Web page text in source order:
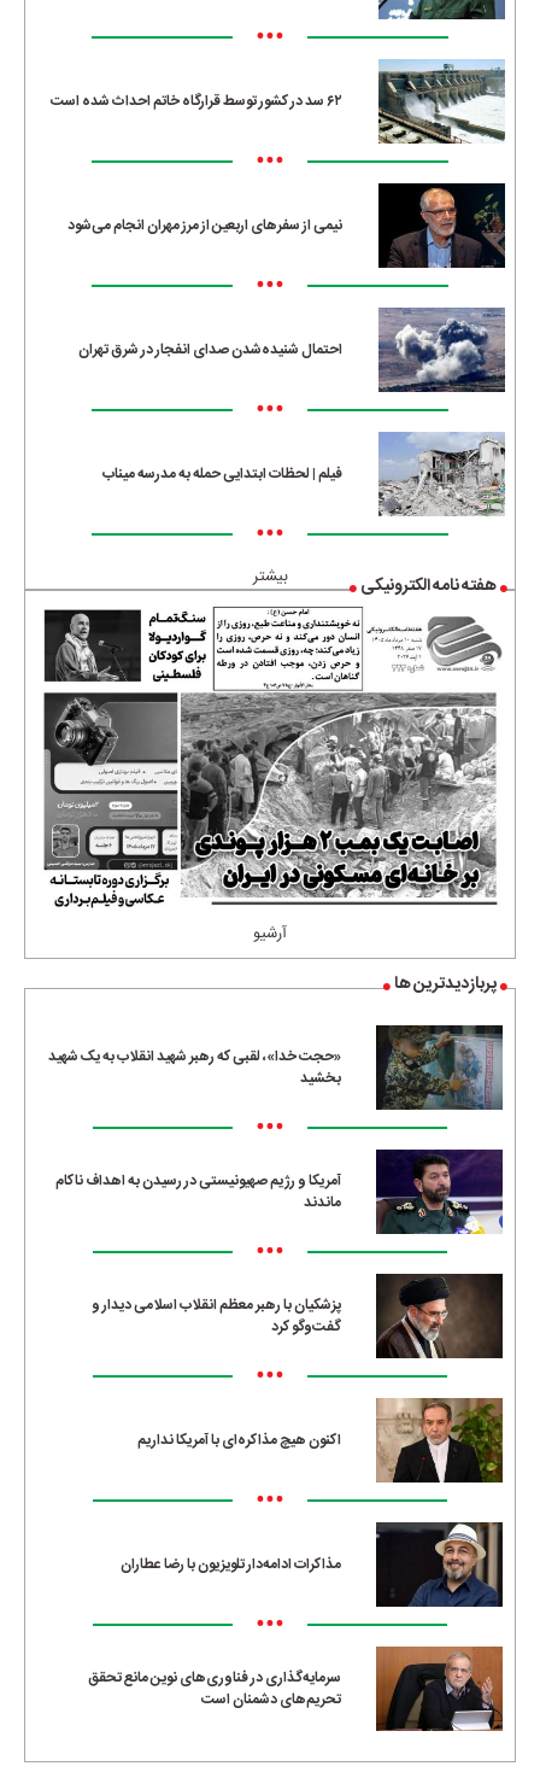
•••
۶۲ سد در کشور توسط قرارگاه خاتم احداث شده است
•••
نیمی از سفرهای اربعین از مرز مهران انجام می‌شود
•••
احتمال شنیده‌شدن صدای انفجار در شرق تهران
•••
فیلم | لحظات ابتدایی حمله به مدرسه میناب
•••
بیشتر هفته نامه الکترونیکی
آرشیو
پربازدیدترین ها
«حجت خدا»، لقبی که رهبر شهید انقلاب به یک شهید
بخشید
•••
آمریکا و رژیم صهیونیستی در رسیدن به اهداف ناکام
ماندند
•••
پزشکیان با رهبر معظم انقلاب اسلامی دیدار و
گفت‌وگو کرد
•••
اکنون هیچ مذاکره‌ای با آمریکا نداریم
•••
مذاکرات ادامه‌دار تلویزیون با رضا عطاران
•••
سرمایه‌گذاری در فناوری‌های نوین مانع تحقق
تحریم‌های دشمنان است